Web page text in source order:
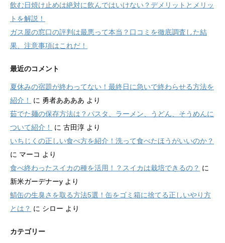
飲む日焼け止めは絶対に飲んではいけない？デメリットとメリッ
トを解説！
ガス屋の窓口の評判は最悪って本当？口コミを徹底調査した結
果、注意事項はこれだ！
最近のコメント
夏休みの宿題が終わってない！最終日に急いで終わらせる方法を
紹介！
に 勇者ああああ より
茹でた麺の保存方法は？パスタ、ラーメン、うどん、そうめんに
ついて紹介！
に 古田淳 より
いちじくの正しい食べ方を紹介！洗って食べたほうがいいのか？
に マーコ より
食べ終わったスイカの種を活用！？スイカは栽培できるの？ に
新米ガーデナーy より
鯖缶の生臭さを取る方法5選！缶をゴミ箱に捨てる正しいやり方
とは？ に シロー より
カテゴリー